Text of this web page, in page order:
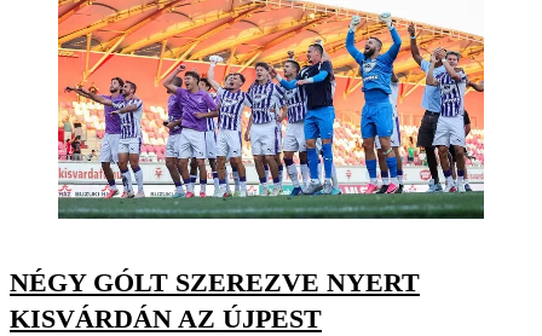
NÉGY GÓLT SZEREZVE NYERT
KISVÁRDÁN AZ ÚJPEST